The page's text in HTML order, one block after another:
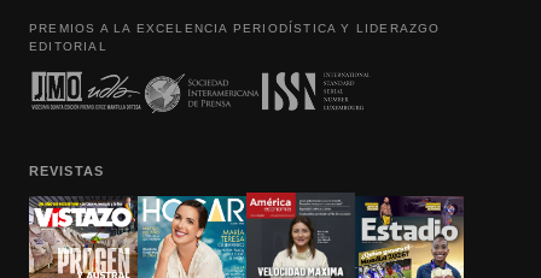
PREMIOS A LA EXCELENCIA PERIODÍSTICA Y LIDERAZGO
EDITORIAL
REVISTAS